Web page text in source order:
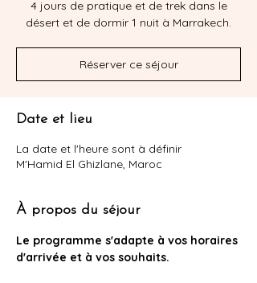
4 jours de pratique et de trek dans le
désert et de dormir 1 nuit à Marrakech.
Réserver ce séjour
Date et lieu
La date et l'heure sont à définir
M'Hamid El Ghizlane, Maroc
À propos du séjour
Le programme s'adapte à vos horaires
d'arrivée et à vos souhaits.